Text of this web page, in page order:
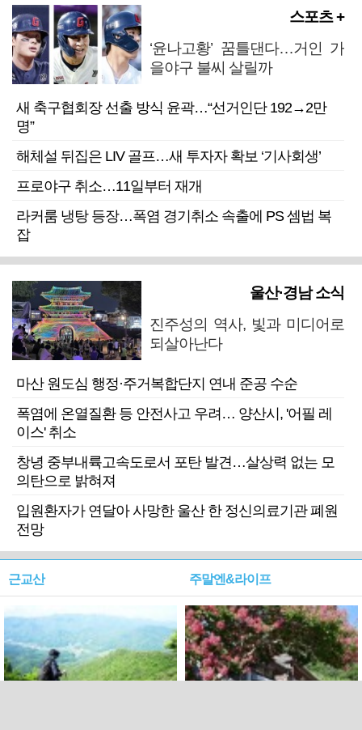
스포츠 +
‘윤나고황’ 꿈틀댄다…거인 가
을야구 불씨 살릴까
새 축구협회장 선출 방식 윤곽…“선거인단 192→2만
명”
해체설 뒤집은 LIV 골프…새 투자자 확보 ‘기사회생’
프로야구 취소…11일부터 재개
라커룸 냉탕 등장…폭염 경기취소 속출에 PS 셈법 복
잡
울산·경남 소식
진주성의 역사, 빛과 미디어로
되살아난다
마산 원도심 행정·주거복합단지 연내 준공 수순
폭염에 온열질환 등 안전사고 우려… 양산시, '어필 레
이스' 취소
창녕 중부내륙고속도로서 포탄 발견…살상력 없는 모
의탄으로 밝혀져
입원환자가 연달아 사망한 울산 한 정신의료기관 폐원
전망
근교산 주말엔&라이프